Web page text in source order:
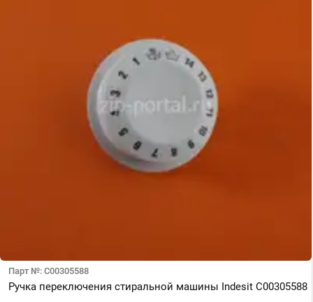
Парт №: C00305588
Ручка переключения стиральной машины Indesit C00305588